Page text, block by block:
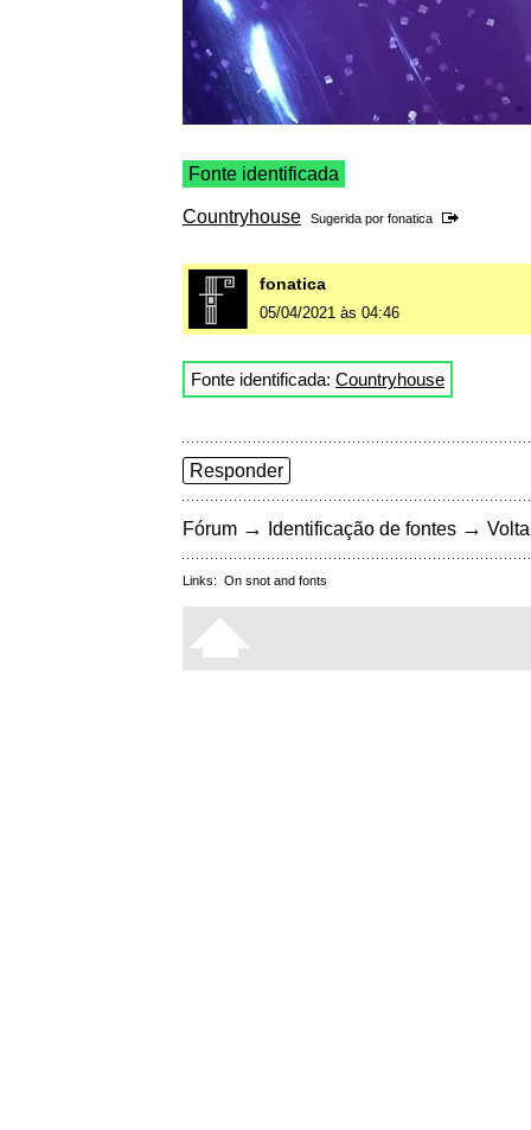
Fonte identificada
Countryhouse Sugerida por fonatica
fonatica
05/04/2021 às 04:46
Fonte identificada: Countryhouse
Responder
Fórum → Identificação de fontes →
Links: On snot and fonts